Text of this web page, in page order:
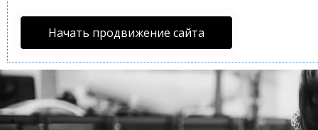
Начать продвижение сайта